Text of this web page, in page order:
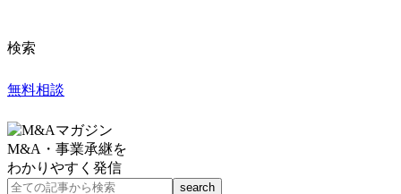
検索
無料相談
M&A・事業承継を
わかりやすく発信